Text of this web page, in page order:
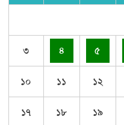
৩ ৪ ৫
১০ ১১ ১২
১৭ ১৮ ১৯